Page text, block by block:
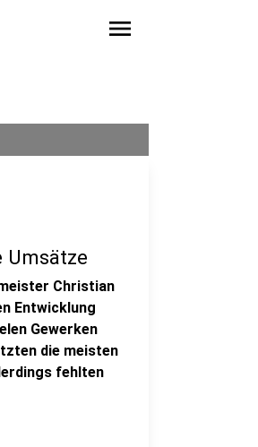
menu
Umsätze
Christian
Entwicklung
Gewerken
die meisten
fehlten